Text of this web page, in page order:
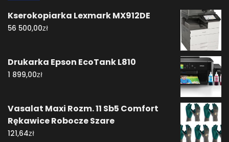
Kserokopiarka Lexmark MX912DE
56 500,00zł
Drukarka Epson EcoTank L810
1 899,00zł
Vasalat Maxi Rozm. 11 Sb5 Comfort
Rękawice Robocze Szare
121,64zł